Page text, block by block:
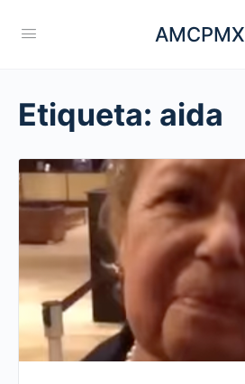
AMCPMX
Etiqueta: aida